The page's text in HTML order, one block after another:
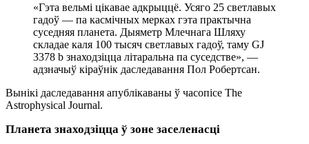
«Гэта вельмі цікавае адкрыццё. Усяго 25 светлавых
гадоў — па касмічных мерках гэта практычна
суседняя планета. Дыяметр Млечнага Шляху
складае каля 100 тысяч светлавых гадоў, таму GJ
3378 b знаходзіцца літаральна па суседстве», —
адзначыў кіраўнік даследавання Пол Робертсан.
Вынікі даследавання апублікаваны ў часопісе The
Astrophysical Journal.
Планета знаходзіцца ў зоне заселенасці